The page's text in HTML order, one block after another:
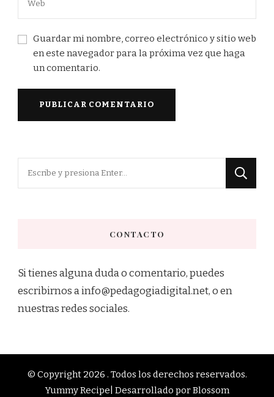
Guardar mi nombre, correo electrónico y sitio web
en este navegador para la próxima vez que haga
un comentario.
CONTACTO
Si tienes alguna duda o comentario, puedes
escribirnos a info@pedagogiadigital.net, o en
nuestras redes sociales.
© Copyright 2026 . Todos los derechos reservados.
Yummy Recipe| Desarrollado porBlossom